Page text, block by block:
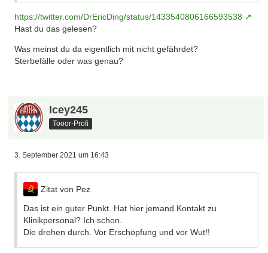
https://twitter.com/DrEricDing/status/1433540806166593538
Hast du das gelesen?
Was meinst du da eigentlich mit nicht gefährdet?
Sterbefälle oder was genau?
Icey245
Tooor-Profi
3. September 2021 um 16:43
Zitat von Pez
Das ist ein guter Punkt. Hat hier jemand Kontakt zu
Klinikpersonal? Ich schon.
Die drehen durch. Vor Erschöpfung und vor Wut!!